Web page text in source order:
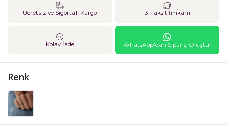
Ücretsiz ve Sigortalı Kargo 3 Taksit İmkanı
Kolay İade WhatsApp'dan Sipariş Oluştur
Renk